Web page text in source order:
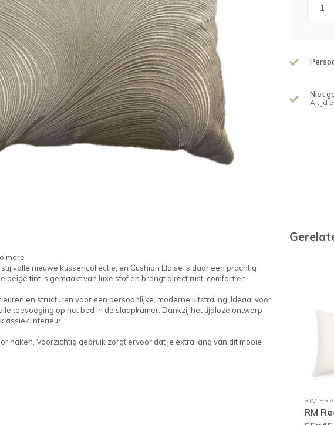
Niet
Altijd
nieuwe kussencollectie, en Cushion Eloise is daar een prachtig
beige tint is gemaakt van luxe stof en brengt direct rust, comfort en
en structuren voor een persoonlijke, moderne uitstraling. Ideaal voor
toevoeging op het bed in de slaapkamer. Dankzij het tijdloze ontwerp
interieur.
haken. Voorzichtig gebruik zorgt ervoor dat je extra lang van dit mooie
RM